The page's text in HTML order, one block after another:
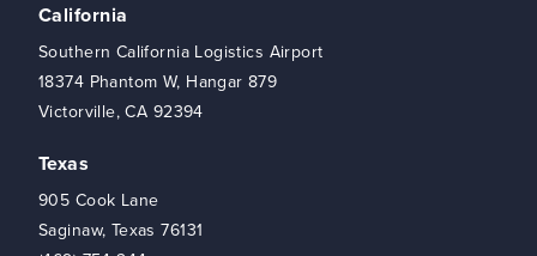
California
Southern California Logistics Airport
18374 Phantom W, Hangar 879
Victorville, CA 92394
Texas
905 Cook Lane
Saginaw, Texas 76131